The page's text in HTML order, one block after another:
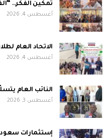
تمكين الفكر..
أغسطس 4, 2026
الاتحاد العام
أغسطس 4, 2026
النائب العام
أغسطس 3, 2026
إستثمارات